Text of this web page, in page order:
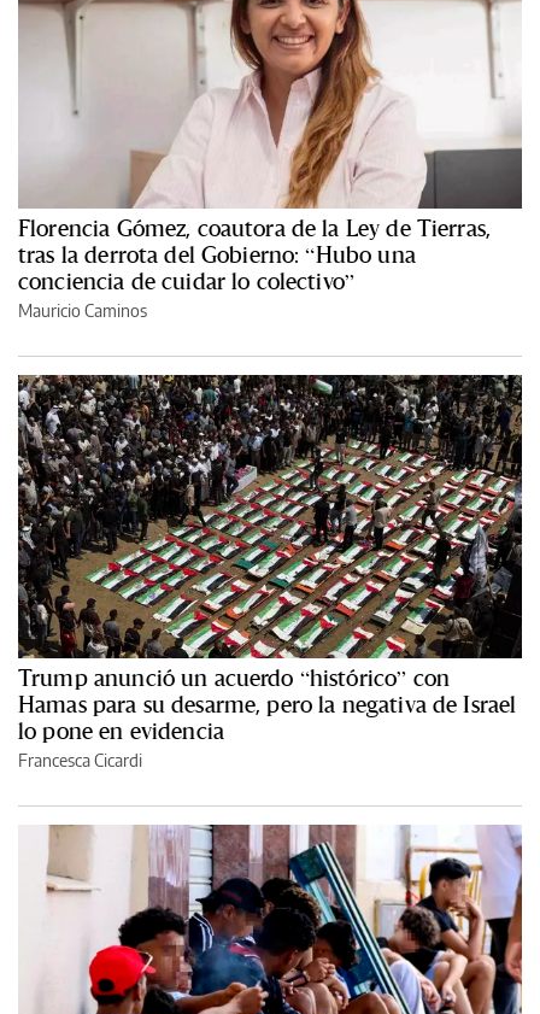
Florencia Gómez, coautora de la Ley de Tierras,
tras la derrota del Gobierno: “Hubo una
conciencia de cuidar lo colectivo”
Mauricio Caminos
Trump anunció un acuerdo “histórico” con
Hamas para su desarme, pero la negativa de Israel
lo pone en evidencia
Francesca Cicardi